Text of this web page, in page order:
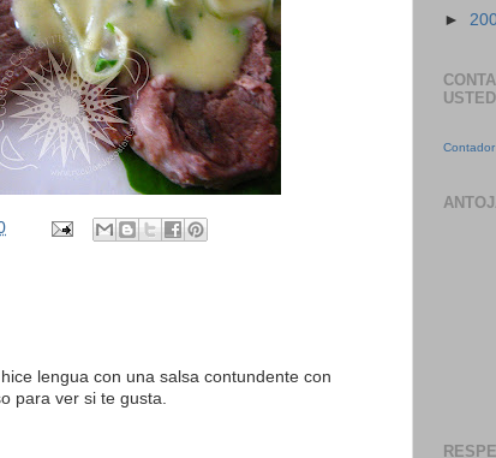
lengua con una salsa contundente con
para ver si te gusta.
►